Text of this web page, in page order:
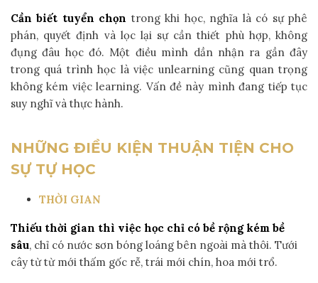
Cần biết tuyển chọn trong khi học, nghĩa là có sự phê
phán, quyết định và lọc lại sự cần thiết phù hợp, không
đụng đâu học đó. Một điều mình dần nhận ra gần đây
trong quá trình học là việc unlearning cũng quan trọng
không kém việc learning. Vấn đề này mình đang tiếp tục
suy nghĩ và thực hành.
NHỮNG ĐIỀU KIỆN THUẬN TIỆN CHO
SỰ TỰ HỌC
THỜI GIAN
Thiếu thời gian thì việc học chỉ có bề rộng kém bề
sâu, chỉ có nước sơn bóng loáng bên ngoài mà thôi. Tưới
cây từ từ mới thấm gốc rễ, trái mới chín, hoa mới trổ.